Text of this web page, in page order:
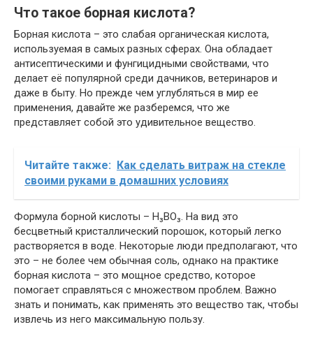
Что такое борная кислота?
Борная кислота – это слабая органическая кислота,
используемая в самых разных сферах. Она обладает
антисептическими и фунгицидными свойствами, что
делает её популярной среди дачников, ветеринаров и
даже в быту. Но прежде чем углубляться в мир ее
применения, давайте же разберемся, что же
представляет собой это удивительное вещество.
Читайте также: Как сделать витраж на стекле
своими руками в домашних условиях
Формула борной кислоты – H₃BO₃. На вид это
бесцветный кристаллический порошок, который легко
растворяется в воде. Некоторые люди предполагают, что
это – не более чем обычная соль, однако на практике
борная кислота – это мощное средство, которое
помогает справляться с множеством проблем. Важно
знать и понимать, как применять это вещество так, чтобы
извлечь из него максимальную пользу.